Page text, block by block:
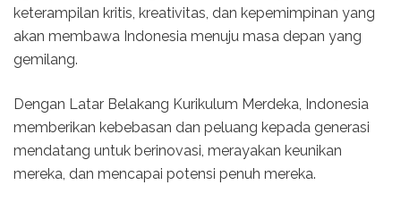
keterampilan kritis, kreativitas, dan kepemimpinan yang
akan membawa Indonesia menuju masa depan yang
gemilang.
Dengan Latar Belakang Kurikulum Merdeka, Indonesia
memberikan kebebasan dan peluang kepada generasi
mendatang untuk berinovasi, merayakan keunikan
mereka, dan mencapai potensi penuh mereka.